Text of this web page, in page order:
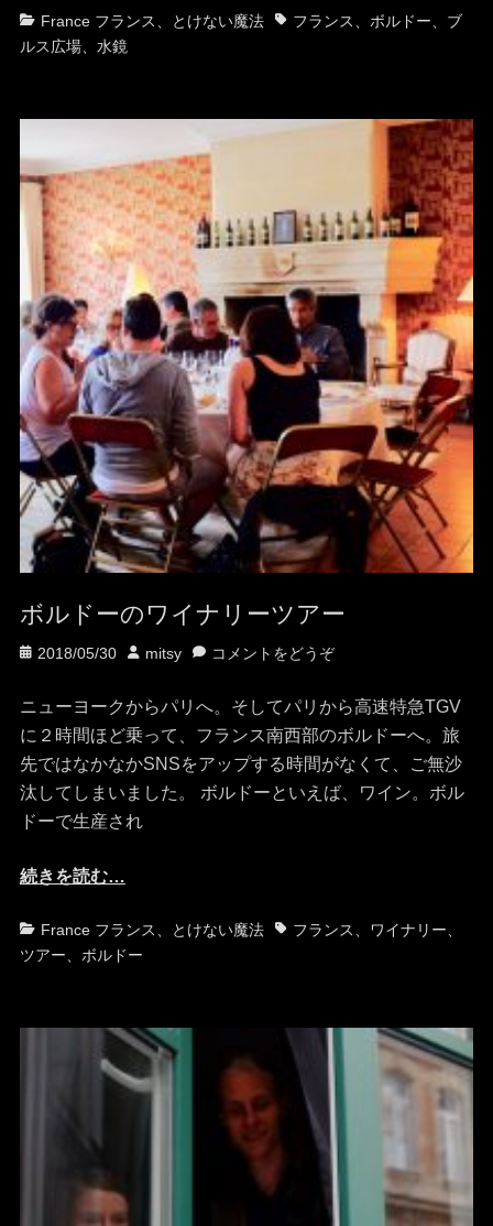
カ
テ
ー
France フランス とけない魔法
タ フランス ボルドー
ブ
ルス広場、 水鏡
ボルドーのワイナリーツアー
投
日
2018/05/30
投
者
mitsy コメントをどうぞ
ニューヨークからパリへ。そしてパリから高速特急TGV
に２時間ほど乗って、フランス南西部のボルドーへ。旅
先ではなかなかSNSをアップする時間がなくて、ご無沙
汰してしまいました。 ボルドーといえば、ワイン。ボル
ドーで生産され
続きを読む…
カ
テ
ー
France フランス とけない魔法
タ フランス ワイナリー
ツアー
ボルドー